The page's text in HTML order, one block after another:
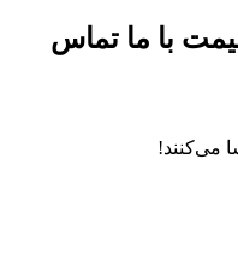
با ما تماس
می‌کنند!